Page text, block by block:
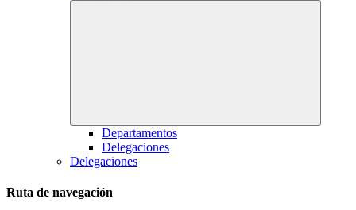
Departamentos
Delegaciones
Delegaciones
Ruta de navegación